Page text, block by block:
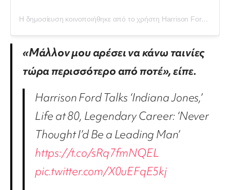
Η δημοσίευση κοινοποιήθηκε από το χρήστη Harrison Ford (@indianasolo42)
«Μάλλον μου αρέσει να κάνω ταινίες
τώρα περισσότερο από ποτέ», είπε.
Harrison Ford Talks ‘Indiana Jones,’
Life at 80, Legendary Career: ‘Never
Thought I’d Be a Leading Man’
https://t.co/sRq7fmNQEL
pic.twitter.com/X0uEFqE5kj